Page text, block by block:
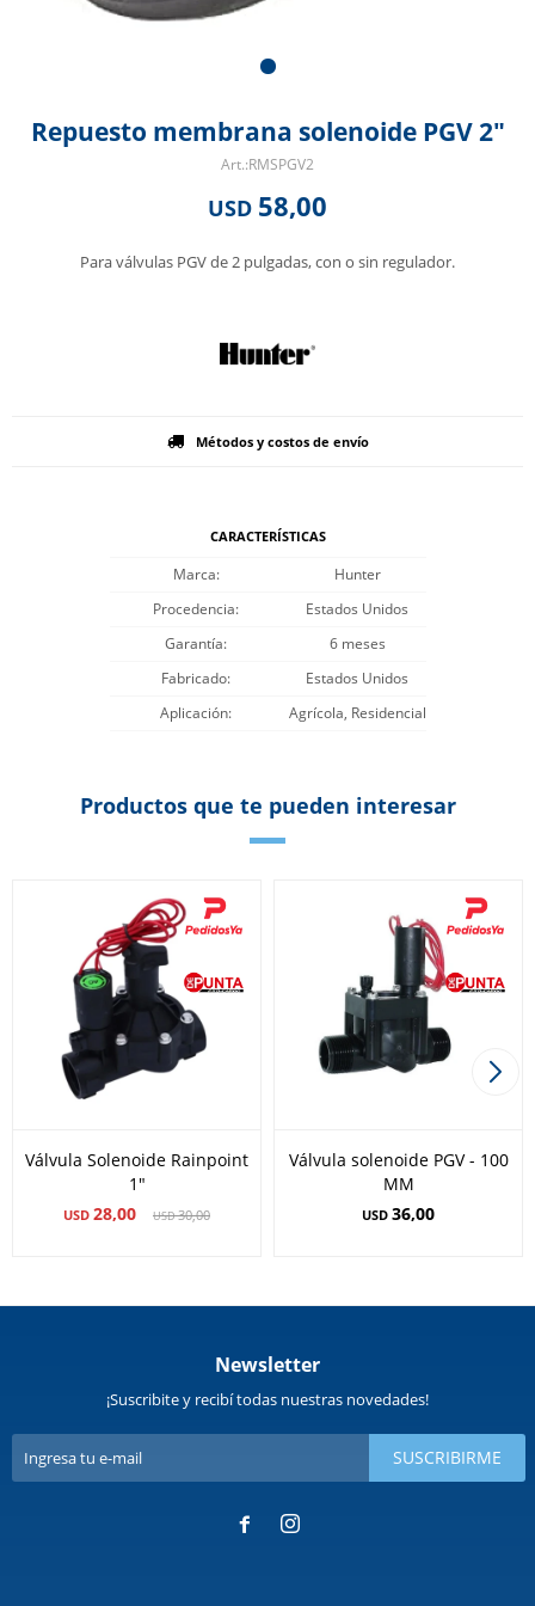
Repuesto membrana solenoide PGV 2"
RMSPGV2
USD 58,00
Para válvulas PGV de 2 pulgadas, con o sin regulador.
Métodos y costos de envío
CARACTERÍSTICAS
Marca
Hunter
Procedencia
Estados Unidos
Garantía
6 meses
Fabricado
Estados Unidos
Aplicación
Agrícola, Residencial
Productos que te pueden interesar
Válvula Solenoide Rainpoint
1"
USD 28,00 USD30,00
Válvula solenoide PGV - 100
MM
USD 36,00
Newsletter
¡Suscribite y recibí todas nuestras novedades!
SUSCRIBIRME
 